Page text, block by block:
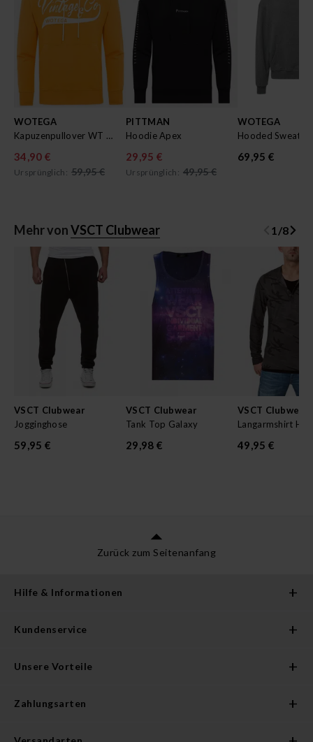
WOTEGA
Kapuzenpullover WT Star
34,90 €
Ursprünglich: 59,95 €
PITTMAN
Hoodie Apex
29,95 €
Ursprünglich: 49,95 €
WOTEGA
69,95 €
Mehr vonVSCT Clubwear 1 /8
VSCT Clubwear
Jogginghose
59,95 €
VSCT Clubwear
Tank Top Galaxy
29,98 €
VSCT Clubwear
Langarmshirt
49,95 €
Zurück zum Seitenanfang
Hilfe & Informationen
Kundenservice
Unsere Vorteile
Zahlungsarten